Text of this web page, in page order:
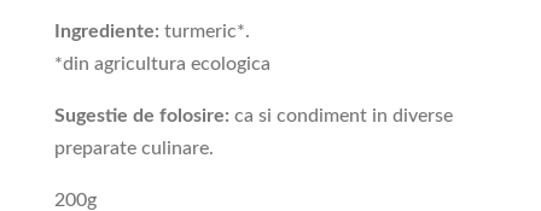
Ingrediente: turmeric*.
*din agricultura ecologica
Sugestie de folosire: ca si condiment in diverse
preparate culinare.
200g